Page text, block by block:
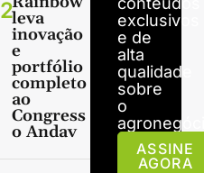
2leva
inovação
e
portfólio
completo
ao
Congress
o Andav
exclusivos
e de
alta
qualidade
sobre
o
ASSINE
AGORA